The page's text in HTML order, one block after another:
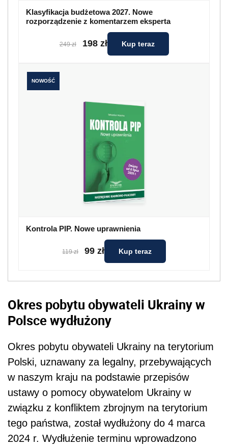
Klasyfikacja budżetowa 2027. Nowe
rozporządzenie z komentarzem eksperta
249 zł 198 zł Kup teraz
NOWOŚĆ
Kontrola PIP. Nowe uprawnienia
119 zł 99 zł Kup teraz
Okres pobytu obywateli Ukrainy w
Polsce wydłużony
Okres pobytu obywateli Ukrainy na terytorium
Polski, uznawany za legalny, przebywających
w naszym kraju na podstawie przepisów
ustawy o pomocy obywatelom Ukrainy w
związku z konfliktem zbrojnym na terytorium
tego państwa, został wydłużony do 4 marca
2024 r. Wydłużenie terminu wprowadzono